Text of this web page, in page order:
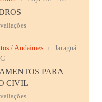
/ Andaimes
Jaraguá
PARA
CIVIL